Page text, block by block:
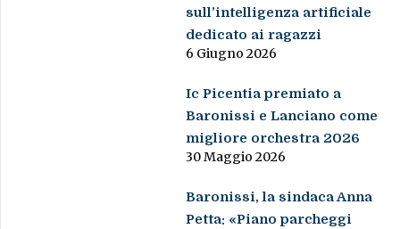
sull’intelligenza artificiale
dedicato ai ragazzi
6 Giugno 2026
Ic Picentia premiato a
Baronissi e Lanciano come
migliore orchestra 2026
30 Maggio 2026
Baronissi, la sindaca Anna
Petta: «Piano parcheggi